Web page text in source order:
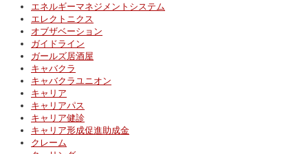
エネルギーマネジメントシステム
エレクトニクス
オブザベーション
ガイドライン
ガールズ居酒屋
キャバクラ
キャバクラユニオン
キャリア
キャリアパス
キャリア健診
キャリア形成促進助成金
クレーム